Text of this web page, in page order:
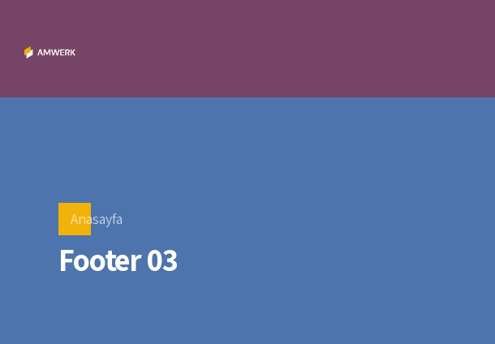
Anasayfa
Footer 03